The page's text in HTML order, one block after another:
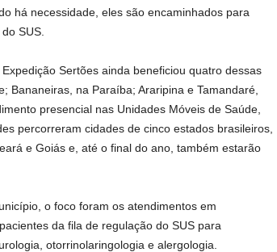
há necessidade, eles são encaminhados para
SUS.
Sertões ainda beneficiou quatro dessas
Bananeiras, na Paraíba; Araripina e Tamandaré,
presencial nas Unidades Móveis de Saúde,
percorreram cidades de cinco estados brasileiros,
e Goiás e, até o final do ano, também estarão
o foco foram os atendimentos em
da fila de regulação do SUS para
otorrinolaringologia e alergologia.